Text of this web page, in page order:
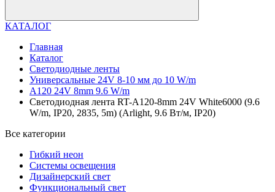
КАТАЛОГ
Главная
Каталог
Светодиодные ленты
Универсальные 24V 8-10 мм до 10 W/m
A120 24V 8mm 9.6 W/m
Светодиодная лента RT-A120-8mm 24V White6000 (9.6
W/m, IP20, 2835, 5m) (Arlight, 9.6 Вт/м, IP20)
Все категории
Гибкий неон
Системы освещения
Дизайнерский свет
Функциональный свет